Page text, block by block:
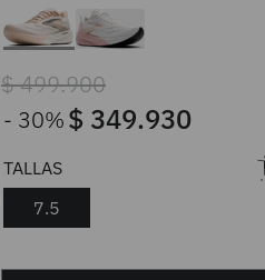
$499.900
30%$ 349.930
7.5